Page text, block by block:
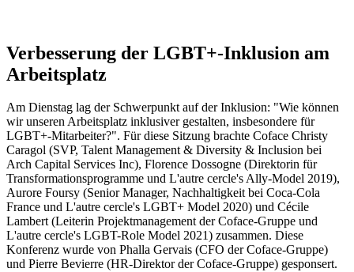
Verbesserung der LGBT+-Inklusion am
Arbeitsplatz
Am Dienstag lag der Schwerpunkt auf der Inklusion: "Wie können
wir unseren Arbeitsplatz inklusiver gestalten, insbesondere für
LGBT+-Mitarbeiter?". Für diese Sitzung brachte Coface Christy
Caragol (SVP, Talent Management & Diversity & Inclusion bei
Arch Capital Services Inc), Florence Dossogne (Direktorin für
Transformationsprogramme und L'autre cercle's Ally-Model 2019),
Aurore Foursy (Senior Manager, Nachhaltigkeit bei Coca-Cola
France und L'autre cercle's LGBT+ Model 2020) und Cécile
Lambert (Leiterin Projektmanagement der Coface-Gruppe und
L'autre cercle's LGBT-Role Model 2021) zusammen. Diese
Konferenz wurde von Phalla Gervais (CFO der Coface-Gruppe)
und Pierre Bevierre (HR-Direktor der Coface-Gruppe) gesponsert.